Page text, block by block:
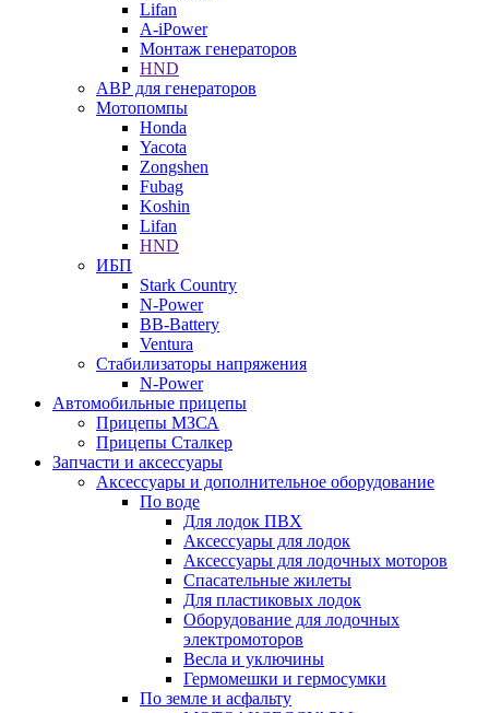
Lifan
A-iPower
Монтаж генераторов
HND
АВР для генераторов
Мотопомпы
Honda
Yacota
Zongshen
Fubag
Koshin
Lifan
HND
ИБП
Stark Country
N-Power
BB-Battery
Ventura
Стабилизаторы напряжения
N-Power
Автомобильные прицепы
Прицепы МЗСА
Прицепы Сталкер
Запчасти и аксессуары
Аксессуары и дополнительное оборудование
По воде
Для лодок ПВХ
Аксессуары для лодок
Аксессуары для лодочных моторов
Спасательные жилеты
Для пластиковых лодок
Оборудование для лодочных
электромоторов
Весла и уключины
Гермомешки и гермосумки
По земле и асфальту